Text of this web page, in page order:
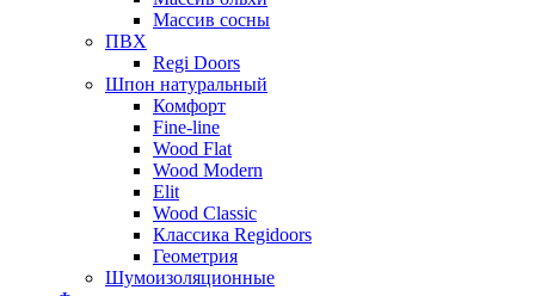
Массив сосны
ПВХ
Regi Doors
Шпон натуральный
Комфорт
Fine-line
Wood Flat
Wood Modern
Elit
Wood Classic
Классика Regidoors
Геометрия
Шумоизоляционные